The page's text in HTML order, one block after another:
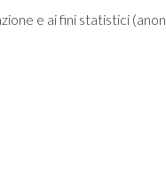
e ai fini statistici